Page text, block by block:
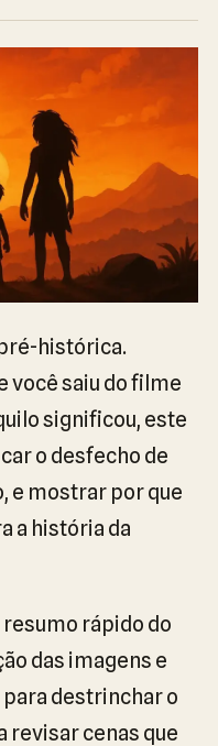
histórica.
você saiu do filme
significou, este
o desfecho de
e mostrar por que
a história da
rápido do
das imagens e
destrinchar o
revisar cenas que